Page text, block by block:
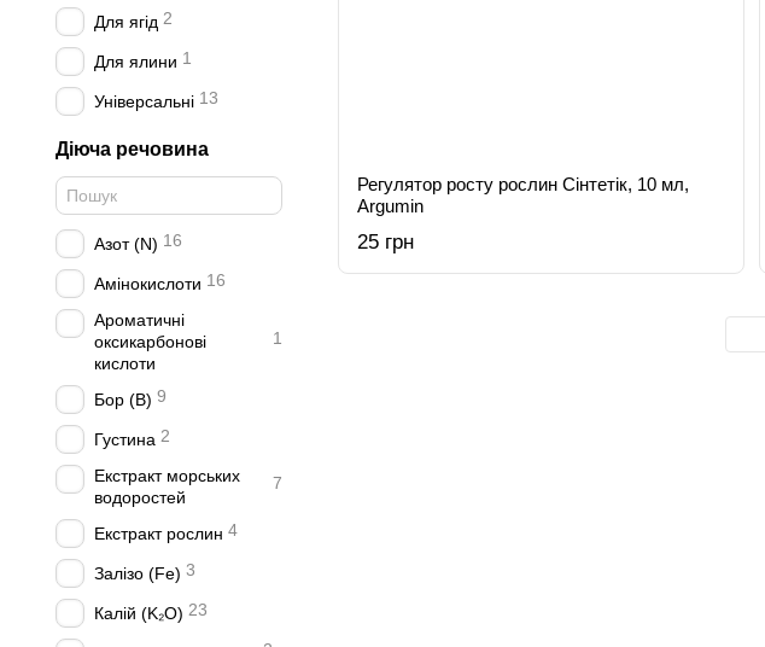
Регулятор росту рослин Сінтетік, 10 мл,
Argumin
25 грн
Для ягід 2
Для ялини 1
Універсальні 13
Діюча речовина
Азот (N) 16
Амінокислоти 16
Ароматичні
оксикарбонові
кислоти
1
Бор (B) 9
Густина 2
Екстракт морських
водоростей
7
Екстракт рослин 4
Залізо (Fe) 3
Калій (K₂O) 23